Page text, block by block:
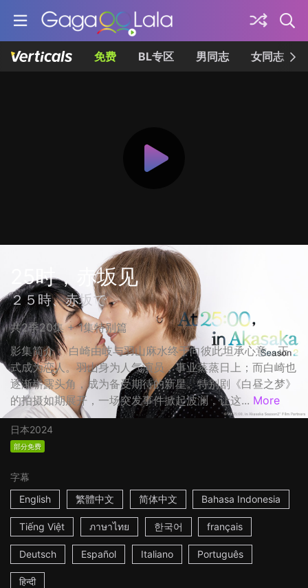
免费 BL专区 男同志 女同志
25时，赤坂见
２５時、赤坂で
共2季20集 + 1集特别篇
影集简介： 白崎由岐与羽山麻水终于向彼此坦承心意，正
式成为恋人。羽山身为人气演员，事业蒸蒸日上；而白崎也
逐渐崭露头角，成为备受期待的新星。特别剧《白昼之梦》
的拍摄如期展开，一场突发事件掀起波澜，让这... More
日本2024
部分免费
字幕
English
繁體中文 简体中文 Bahasa Indonesia
Tiếng Việt ภาษาไทย 한국어 français
Deutsch Español Italiano Português
हिन्दी